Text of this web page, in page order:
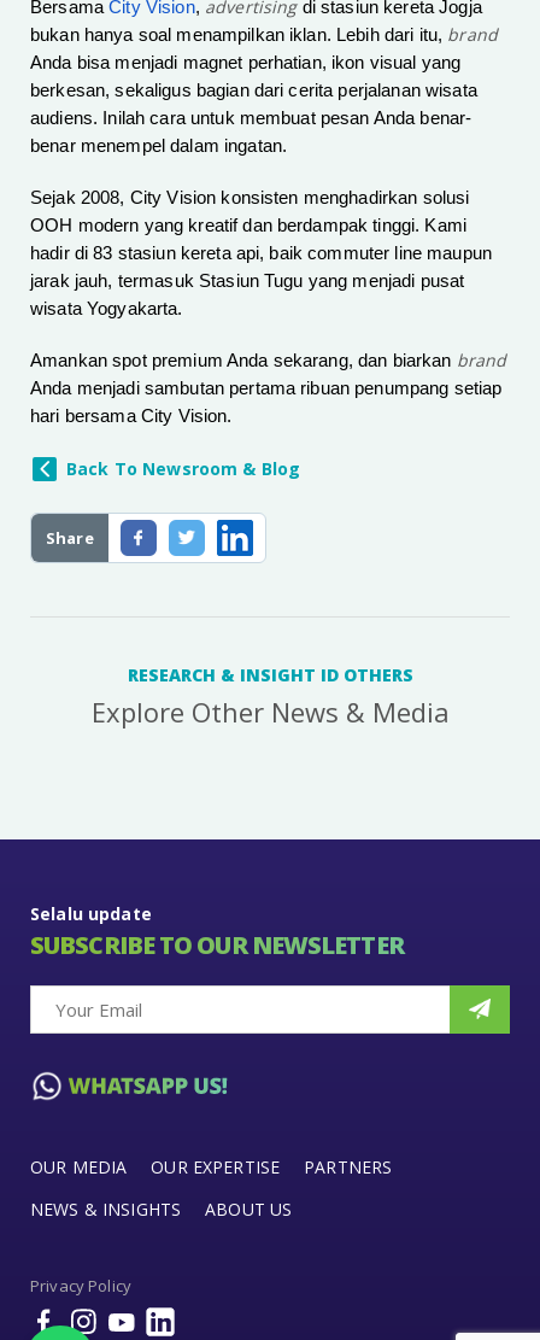
Share
BersamaCity Vision, advertising di stasiun kereta Jogja
bukan hanya soal menampilkan iklan. Lebih dari itu, brand
Anda bisa menjadi magnet perhatian, ikon visual yang
berkesan, sekaligus bagian dari cerita perjalanan wisata
audiens. Inilah cara untuk membuat pesan Anda benar-
benar menempel dalam ingatan.
Sejak 2008, City Vision konsisten menghadirkan solusi
OOH modern yang kreatif dan berdampak tinggi. Kami
hadir di 83 stasiun kereta api, baik commuter line maupun
jarak jauh, termasuk Stasiun Tugu yang menjadi pusat
wisata Yogyakarta.
Amankan spot premium Anda sekarang, dan biarkan brand
Anda menjadi sambutan pertama ribuan penumpang setiap
hari bersama City Vision.
Back To Newsroom & Blog
RESEARCH & INSIGHT ID OTHERS
Explore Other News & Media
Selalu update
SUBSCRIBE TO OUR NEWSLETTER
OUR MEDIA OUR EXPERTISE
PARTNERS
NEWS & INSIGHTS
ABOUT US
Privacy Policy